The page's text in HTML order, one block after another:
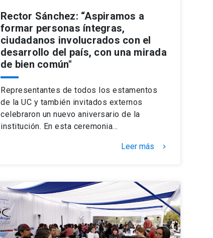
Rector Sánchez: “Aspiramos a
formar personas íntegras,
ciudadanos involucrados con el
desarrollo del país, con una mirada
de bien común"
Representantes de todos los estamentos
de la UC y también invitados externos
celebraron un nuevo aniversario de la
institución. En esta ceremonia…
Leer más keyboard_arrow_right